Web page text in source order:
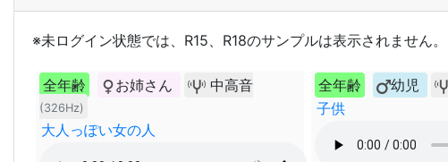
※未ログイン状態では、R15、R18のサンプルは表示されません。
全年齢 お姉さん 中高音
(326Hz)
大人っぽい女の人
全年齢 幼児
子供